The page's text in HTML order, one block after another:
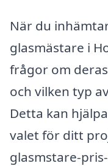
När du
glasmästare i
frågor om
och vilken typ
Detta kan
valet för ditt
glasmstare-